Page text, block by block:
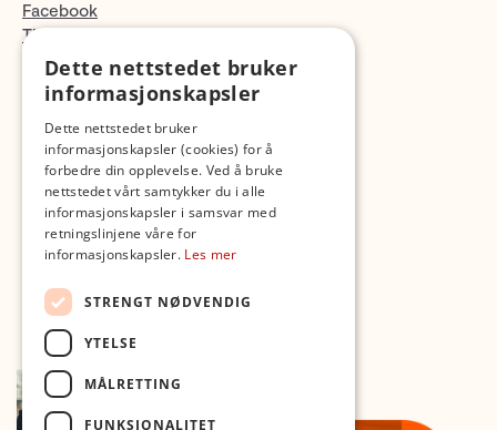
Facebook
TikTok
Fotopodden
Dette nettstedet bruker
informasjonskapsler
Dette nettstedet bruker
informasjonskapsler (cookies) for å
forbedre din opplevelse. Ved å bruke
nettstedet vårt samtykker du i alle
informasjonskapsler i samsvar med
retningslinjene våre for
informasjonskapsler. Les mer
STRENGT NØDVENDIG
YTELSE
MÅLRETTING
FUNKSJONALITET